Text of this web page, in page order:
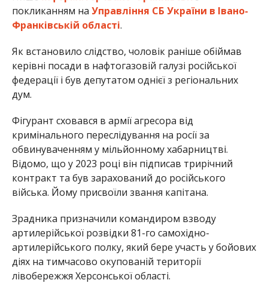
покликанням на Управління СБ України в Івано-
Франківській області.
Як встановило слідство, чоловік раніше обіймав
керівні посади в нафтогазовій галузі російської
федерації і був депутатом однієї з регіональних
дум.
Фігурант сховався в армії агресора від
кримінального переслідування на росії за
обвинуваченням у мільйонному хабарництві.
Відомо, що у 2023 році він підписав трирічний
контракт та був зарахований до російського
війська. Йому присвоїли звання капітана.
Зрадника призначили командиром взводу
артилерійської розвідки 81-го самохідно-
артилерійського полку, який бере участь у бойових
діях на тимчасово окупованій території
лівобережжя Херсонської області.